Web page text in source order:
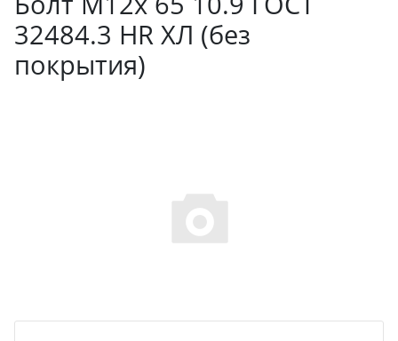
32484.3 HR ХЛ (без
покрытия)